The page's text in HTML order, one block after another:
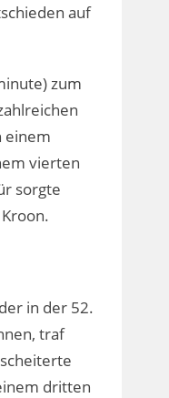
auf
zum
einem
vierten
sorgte
in der 52.
traf
dritten